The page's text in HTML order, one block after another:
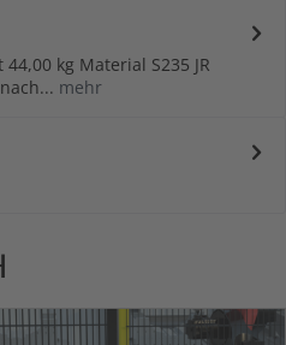
44,00 kg Material S235 JR
mehr